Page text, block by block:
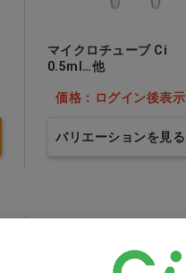
マイクロチューブ Ci
0.5ml…他
価格：ログイン後表示
バリエーションを見る